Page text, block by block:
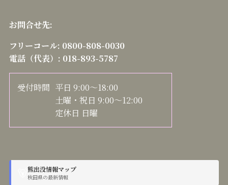
お問合せ先:
フリーコール: 0800-808-0030
電話（代表）: 018-893-5787
受付時間 平日 9:00～18:00
土曜・祝日 9:00～12:00
定休日 日曜
熊出没情報マップ
秋田県の最新情報